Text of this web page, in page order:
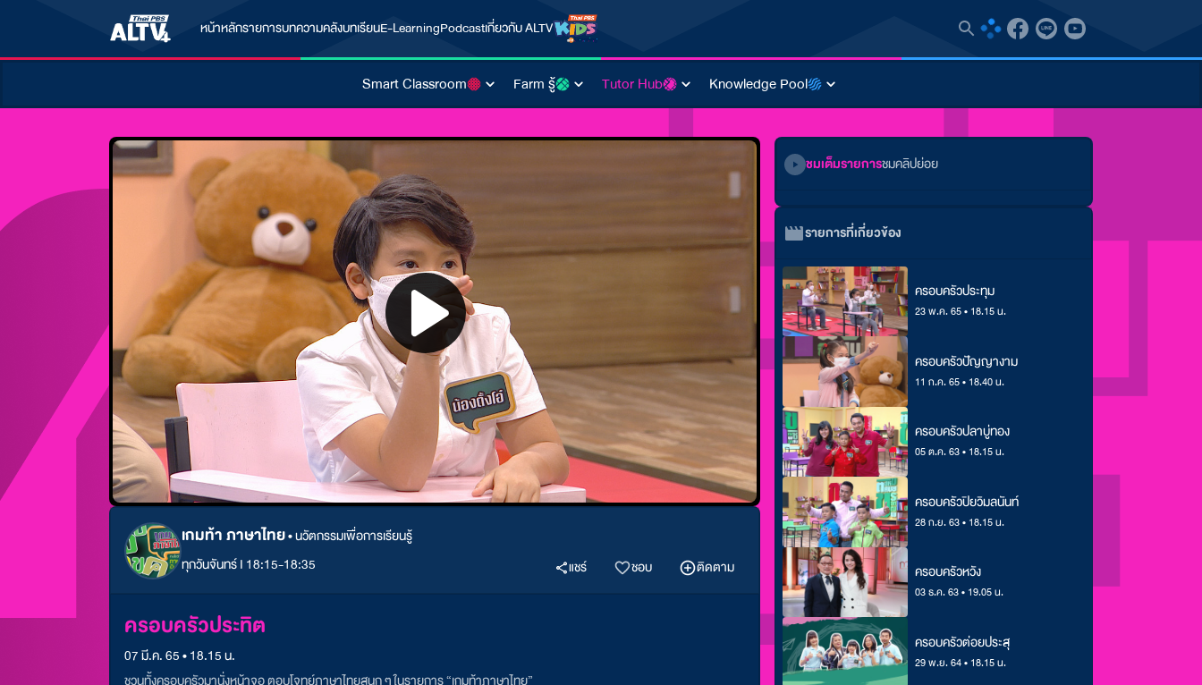
หน้าหลักรายการบทความคลังบทเรียนE-LearningPodcastเกี่ยวกับ ALTV
Smart Classroom Farm รู้ Tutor Hub Knowledge Pool
เกมท้า ภาษาไทย•นวัตกรรมเพื่อการเรียนรู้
ทุกวันจันทร์ I 18:15-18:35
แชร์ ชอบ ติดตาม
ครอบครัวประทิต
07 มี.ค. 65 • 18.15 น.
ชมเต็มรายการชมคลิปย่อย
รายการที่เกี่ยวข้อง
ครอบครัวประทุม
23 พ.ค. 65 • 18.15 น.
ครอบครัวปัญญางาม
11 ก.ค. 65 • 18.40 น.
ครอบครัวปลาบู่ทอง
05 ต.ค. 63 • 18.15 น.
ครอบครัวปิยวิมลนันท์
28 ก.ย. 63 • 18.15 น.
ครอบครัวหวัง
03 ธ.ค. 63 • 19.05 น.
ครอบครัวต่อยประสุ
29 พ.ย. 64 • 18.15 น.